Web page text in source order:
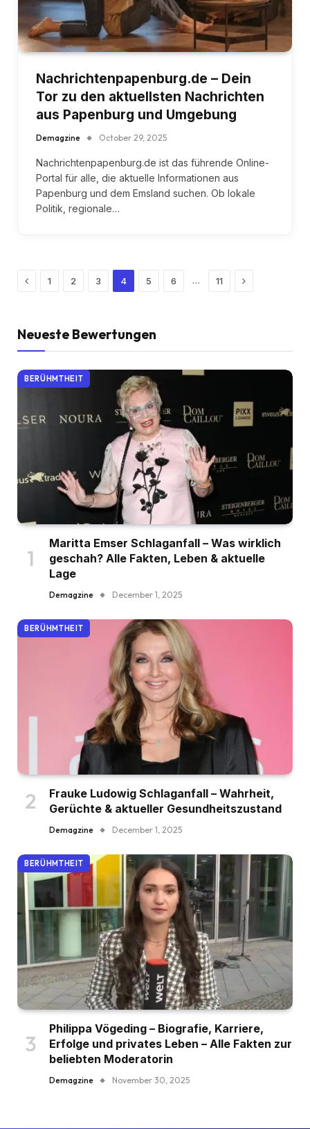
Nachrichtenpapenburg.de – Dein
Tor zu den aktuellsten Nachrichten
aus Papenburg und Umgebung
Demagzine October 29, 2025
Nachrichtenpapenburg.de ist das führende Online-
Portal für alle, die aktuelle Informationen aus
Papenburg und dem Emsland suchen. Ob lokale
Politik, regionale…
Previous
1 2 3 4 5 6 … 11 Next
Neueste Bewertungen
BERÜHMTHEIT
Maritta Emser Schlaganfall – Was wirklich
geschah? Alle Fakten, Leben & aktuelle
Lage
Demagzine December 1, 2025
BERÜHMTHEIT
Frauke Ludowig Schlaganfall – Wahrheit,
Gerüchte & aktueller Gesundheitszustand
Demagzine December 1, 2025
BERÜHMTHEIT
Philippa Vögeding – Biografie, Karriere,
Erfolge und privates Leben – Alle Fakten zur
beliebten Moderatorin
Demagzine November 30, 2025